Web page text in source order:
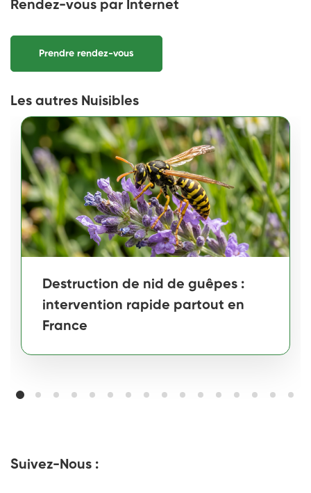
Rendez-vous par Internet
Prendre rendez-vous
Les autres Nuisibles
Destruction de nid de guêpes :
intervention rapide partout en
France
Suivez-Nous :